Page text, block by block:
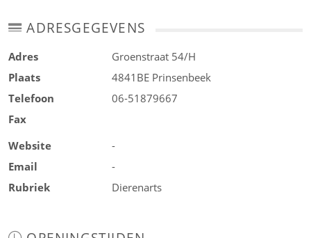
ADRESGEGEVENS
Adres
Groenstraat 54/H
Plaats
4841BE Prinsenbeek
Telefoon
06-51879667
Fax
Website
-
Email
-
Rubriek
Dierenarts